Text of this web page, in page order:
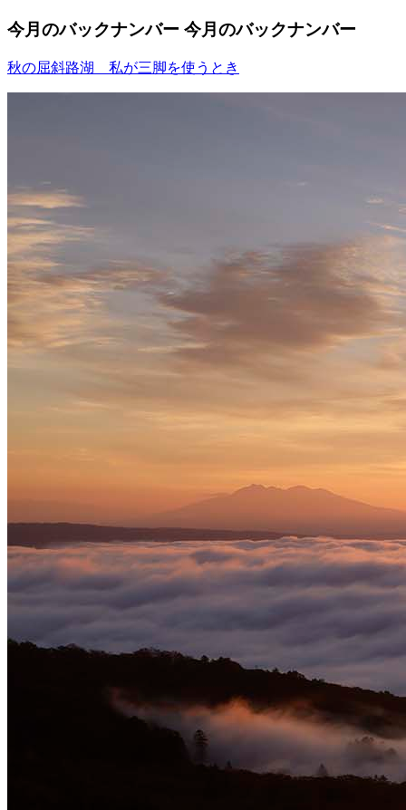
今月のバックナンバー 今月のバックナンバー
秋の屈斜路湖 私が三脚を使うとき